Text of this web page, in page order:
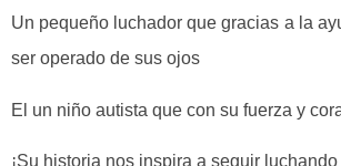
Un pequeño luchador que gracias a la
ser operado de sus ojos
El un niño autista que con su fuerza y
¡Su historia nos inspira a seguir